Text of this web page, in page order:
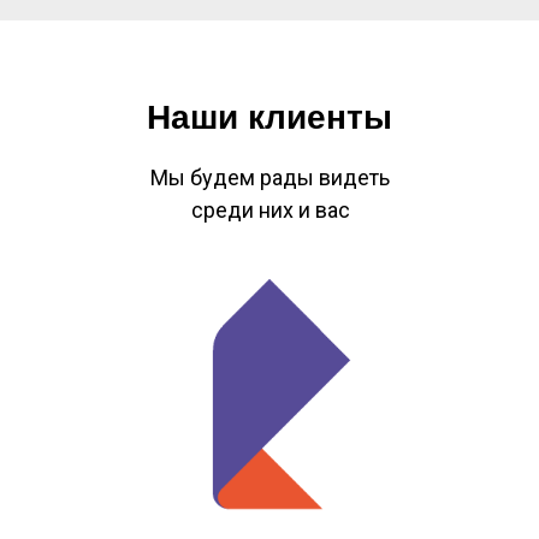
Наши клиенты
Мы будем рады видеть
среди них и вас